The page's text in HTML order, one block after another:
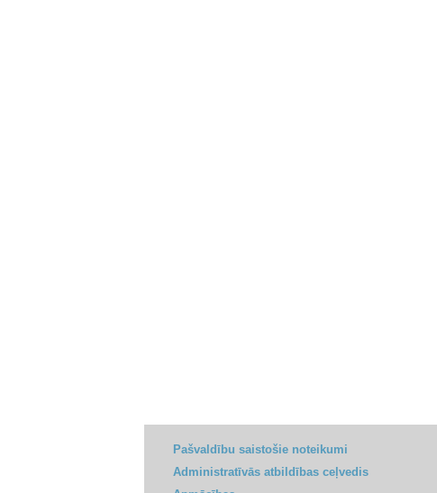
Pašvaldību saistošie noteikumi
Administratīvās atbildības ceļvedis